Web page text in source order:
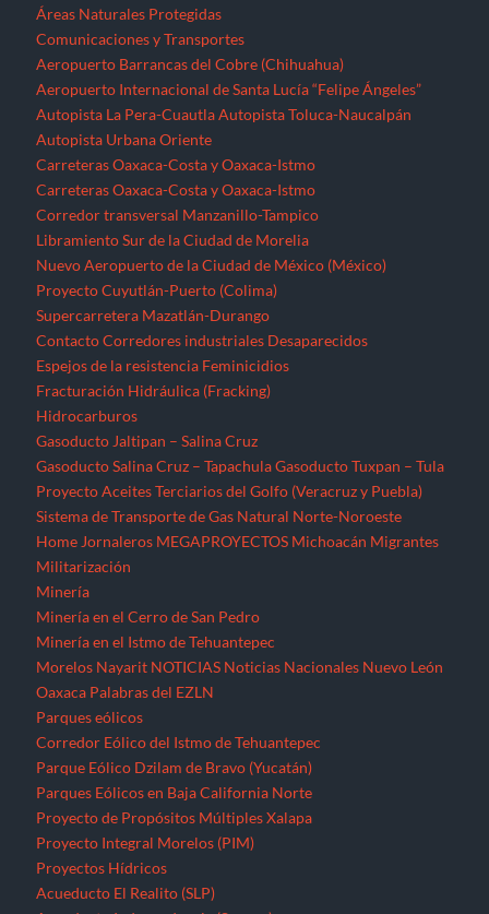
Áreas Naturales Protegidas
Comunicaciones y Transportes
Aeropuerto Barrancas del Cobre (Chihuahua)
Aeropuerto Internacional de Santa Lucía “Felipe Ángeles”
Autopista La Pera-Cuautla Autopista Toluca-Naucalpán
Autopista Urbana Oriente
Carreteras Oaxaca-Costa y Oaxaca-Istmo
Carreteras Oaxaca-Costa y Oaxaca-Istmo
Corredor transversal Manzanillo-Tampico
Libramiento Sur de la Ciudad de Morelia
Nuevo Aeropuerto de la Ciudad de México (México)
Proyecto Cuyutlán-Puerto (Colima)
Supercarretera Mazatlán-Durango
Contacto Corredores industriales Desaparecidos
Espejos de la resistencia Feminicidios
Fracturación Hidráulica (Fracking)
Hidrocarburos
Gasoducto Jaltipan – Salina Cruz
Gasoducto Salina Cruz – Tapachula Gasoducto Tuxpan – Tula
Proyecto Aceites Terciarios del Golfo (Veracruz y Puebla)
Sistema de Transporte de Gas Natural Norte-Noroeste
Home Jornaleros MEGAPROYECTOS Michoacán Migrantes
Militarización
Minería
Minería en el Cerro de San Pedro
Minería en el Istmo de Tehuantepec
Morelos Nayarit NOTICIAS Noticias Nacionales Nuevo León
Oaxaca Palabras del EZLN
Parques eólicos
Corredor Eólico del Istmo de Tehuantepec
Parque Eólico Dzilam de Bravo (Yucatán)
Parques Eólicos en Baja California Norte
Proyecto de Propósitos Múltiples Xalapa
Proyecto Integral Morelos (PIM)
Proyectos Hídricos
Acueducto El Realito (SLP)